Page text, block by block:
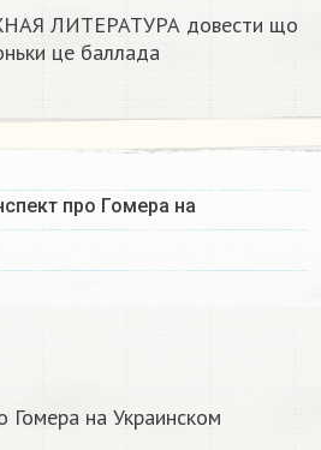
ЛИТЕРАТУРА довести що
це баллада
про Гомера на
Гомера на Украинском​